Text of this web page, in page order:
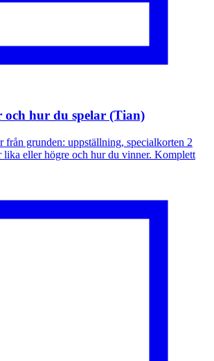
och hur du spelar (Tian)
från grunden: uppställning, specialkorten 2
lika eller högre och hur du vinner. Komplett